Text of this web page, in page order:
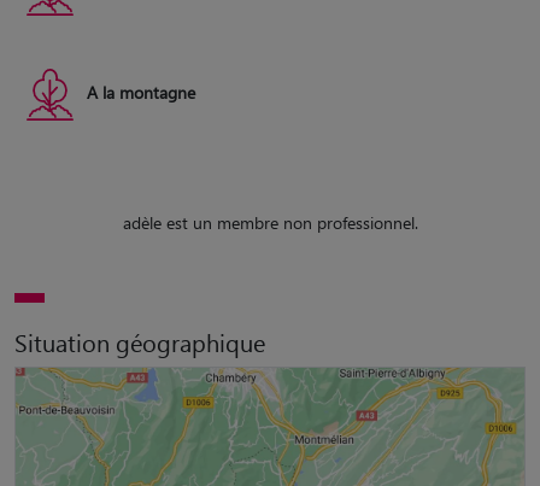
A la montagne
adèle est un membre non professionnel.
Situation géographique